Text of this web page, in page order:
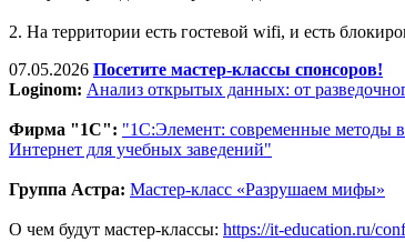
2. На территории есть гостевой wifi, и есть
07.05.2026 Посетите мастер-классы спонсоров!
Loginom: Анализ открытых данных: от
Фирма "1С": "1С:Элемент: современные методы
Интернет для учебных заведений"
Группа Астра: Мастер-класс «Разрушаем мифы»
О чем будут мастер-классы: https://it-education.ru/